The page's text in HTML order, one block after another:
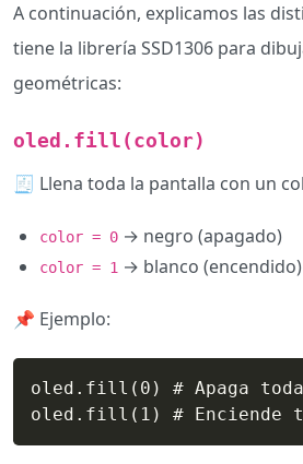
A continuación, explicamos las
tiene la librería SSD1306 para
geométricas:
oled.fill(color)
🧾 Llena toda la pantalla con un
color = 0 → negro (apagado)
color = 1 → blanco (encendido)
📌 Ejemplo:
oled.fill(0) # Apaga
oled.fill(1) # Enciende